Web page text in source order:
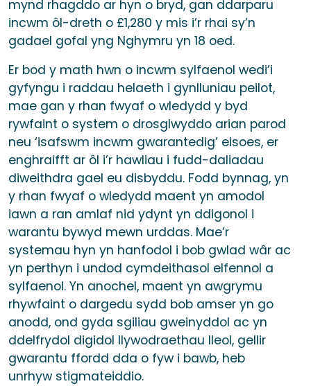
mynd rhagddo ar hyn o bryd, gan ddarparu
incwm ôl-dreth o £1,280 y mis i’r rhai sy’n
gadael gofal yng Nghymru yn 18 oed.
Er bod y math hwn o incwm sylfaenol wedi’i
gyfyngu i raddau helaeth i gynlluniau peilot,
mae gan y rhan fwyaf o wledydd y byd
rywfaint o system o drosglwyddo arian parod
neu ‘isafswm incwm gwarantedig’ eisoes, er
enghraifft ar ôl i’r hawliau i fudd-daliadau
diweithdra gael eu disbyddu. Fodd bynnag, yn
y rhan fwyaf o wledydd maent yn amodol
iawn a ran amlaf nid ydynt yn ddigonol i
warantu bywyd mewn urddas. Mae’r
systemau hyn yn hanfodol i bob gwlad wâr ac
yn perthyn i undod cymdeithasol elfennol a
sylfaenol. Yn anochel, maent yn awgrymu
rhywfaint o dargedu sydd bob amser yn go
anodd, ond gyda sgiliau gweinyddol ac yn
ddelfrydol digidol llywodraethau lleol, gellir
gwarantu ffordd dda o fyw i bawb, heb
unrhyw stigmateiddio.